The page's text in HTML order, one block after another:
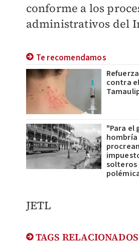
conforme a los
administrativos del
Te recomendamos
contra
"Para el
solteros
JETL
TAGS